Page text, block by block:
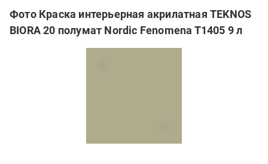
Фото Краска интерьерная акрилатная TEKNOS
BIORA 20 полумат Nordic Fenomena T1405 9 л